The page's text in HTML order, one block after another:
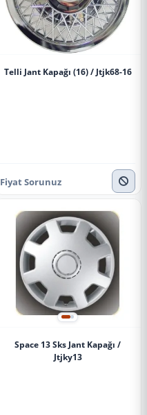
Telli Jant Kapağı (16) / Jtjk68-16
Fiyat Sorunuz
Space 13 Sks Jant Kapağı /
Jtjky13